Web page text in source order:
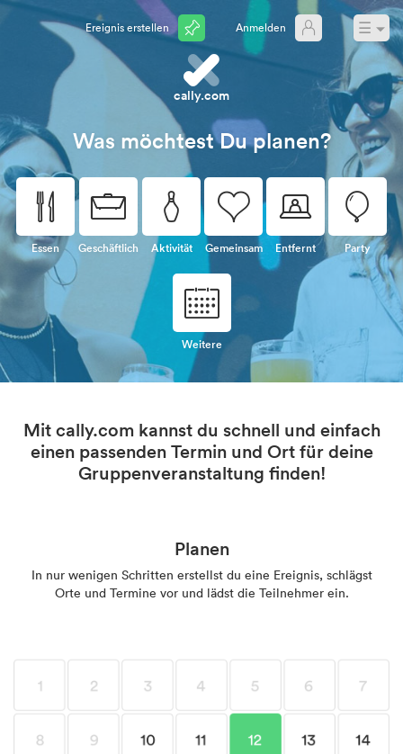
Ereignis erstellen Anmelden ☰
cally.com
Was möchtest Du planen?
🍴
Essen
💼
Geschäftlich
🎳
Aktivität
💗
Gemeinsam
💻
Entfernt
🎈
Party
📅
Weitere
Mit cally.com kannst du schnell und einfach
einen passenden Termin und Ort für deine
Gruppenveranstaltung finden!
Planen
In nur wenigen Schritten erstellst du eine Ereignis, schlägst
Orte und Termine vor und lädst die Teilnehmer ein.